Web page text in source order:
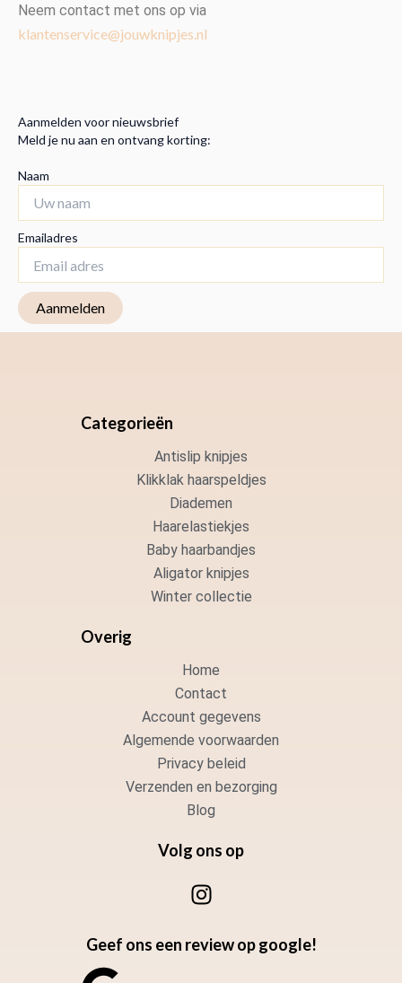
Neem contact met ons op via
klantenservice@jouwknipjes.nl
Aanmelden voor nieuwsbrief
Meld je nu aan en ontvang korting:
Naam
Emailadres
Categorieën
Antislip knipjes
Klikklak haarspeldjes
Diademen
Haarelastiekjes
Baby haarbandjes
Aligator knipjes
Winter collectie
Overig
Home
Contact
Account gegevens
Algemende voorwaarden
Privacy beleid
Verzenden en bezorging
Blog
Volg ons op
I
n
t
Geef ons een review op google!